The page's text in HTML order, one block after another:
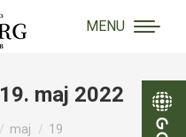
MENU
19. maj 2022
maj 19